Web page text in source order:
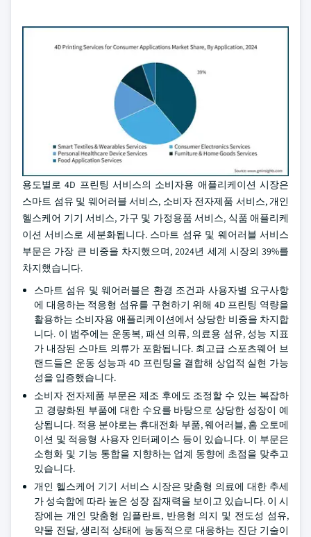
용도별로 4D 프린팅 서비스의 소비자용 애플리케이션 시장은
스마트 섬유 및 웨어러블 서비스, 소비자 전자제품 서비스, 개인
헬스케어 기기 서비스, 가구 및 가정용품 서비스, 식품 애플리케
이션 서비스로 세분화됩니다. 스마트 섬유 및 웨어러블 서비스
부문은 가장 큰 비중을 차지했으며, 2024년 세계 시장의 39%를
차지했습니다.
스마트 섬유 및 웨어러블은 환경 조건과 사용자별 요구사항
에 대응하는 적응형 섬유를 구현하기 위해 4D 프린팅 역량을
활용하는 소비자용 애플리케이션에서 상당한 비중을 차지합
니다. 이 범주에는 운동복, 패션 의류, 의료용 섬유, 성능 지표
가 내장된 스마트 의류가 포함됩니다. 최고급 스포츠웨어 브
랜드들은 운동 성능과 4D 프린팅을 결합해 상업적 실현 가능
성을 입증했습니다.
소비자 전자제품 부문은 제조 후에도 조정할 수 있는 복잡하
고 경량화된 부품에 대한 수요를 바탕으로 상당한 성장이 예
상됩니다. 적용 분야로는 휴대전화 부품, 웨어러블, 홈 오토메
이션 및 적응형 사용자 인터페이스 등이 있습니다. 이 부문은
소형화 및 기능 통합을 지향하는 업계 동향에 초점을 맞추고
있습니다.
개인 헬스케어 기기 서비스 시장은 맞춤형 의료에 대한 추세
가 성숙함에 따라 높은 성장 잠재력을 보이고 있습니다. 이 시
장에는 개인 맞춤형 임플란트, 반응형 의지 및 전도성 섬유,
약물 전달, 생리적 상태에 능동적으로 대응하는 진단 기술이